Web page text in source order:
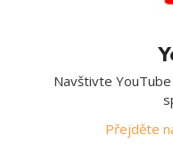
Navštivte
Přejděte